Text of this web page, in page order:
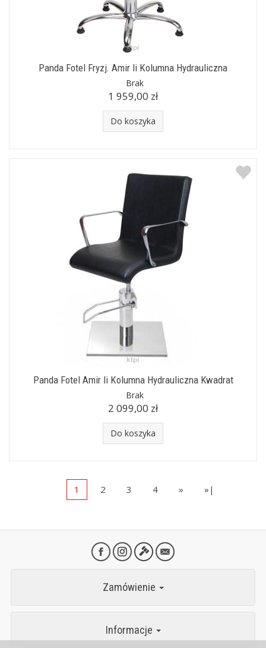
Panda Fotel Fryzj. Amir Ii Kolumna Hydrauliczna
Brak
1 959,00 zł
Do koszyka
Panda Fotel Amir Ii Kolumna Hydrauliczna Kwadrat
Brak
2 099,00 zł
Do koszyka
1 2 3 4 » »|
Zamówienie
Informacje